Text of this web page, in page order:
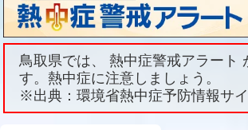
鳥取県では、 熱中症警戒アラート
す。熱中症に注意しましょう。
※出典：環境省熱中症予防情報サ